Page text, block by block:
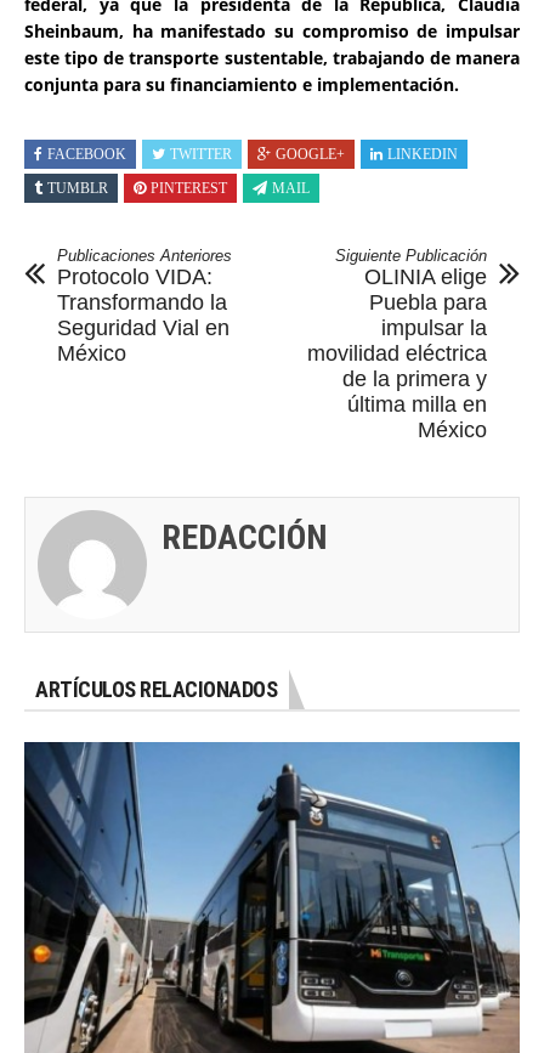
Sheinbaum, ha manifestado su compromiso de impulsar
este tipo de transporte sustentable, trabajando de manera
conjunta para su financiamiento e implementación.
FACEBOOK TWITTER GOOGLE+
LINKEDIN
TUMBLR
PINTEREST MAIL
Publicaciones Anteriores
Protocolo VIDA:
Transformando la
Seguridad Vial en
México
Siguiente Publicación
OLINIA elige
Puebla para
impulsar la
movilidad eléctrica
de la primera y
última milla en
México
REDACCIÓN
ARTÍCULOS RELACIONADOS